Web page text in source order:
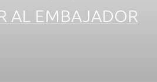
AL EMBAJADOR